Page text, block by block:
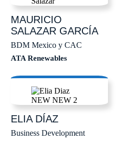
MAURICIO
SALAZAR GARCÍA
BDM Mexico y CAC
ATA Renewables
ELIADÍAZ
Business Development